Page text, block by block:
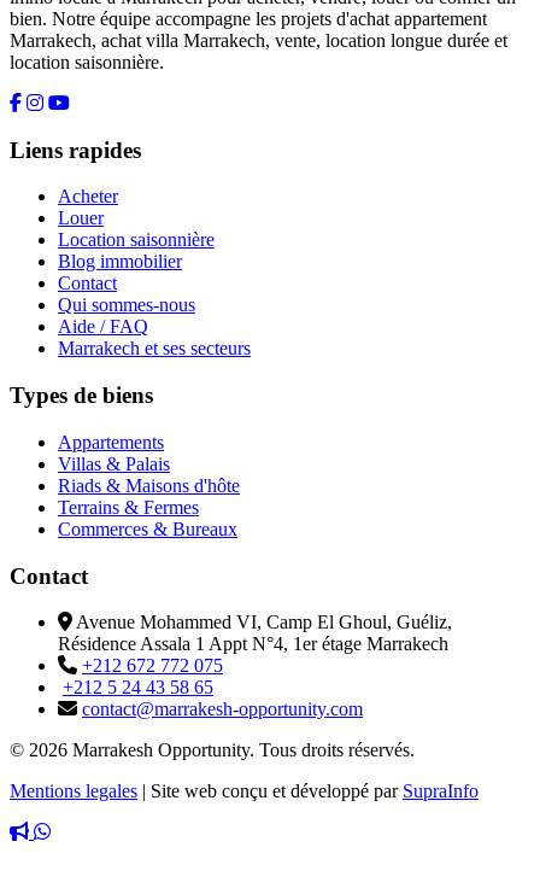
bien. Notre équipe accompagne les projets d'achat appartement
Marrakech, achat villa Marrakech, vente, location longue durée et
location saisonnière.
Liens rapides
Acheter
Louer
Location saisonnière
Blog immobilier
Contact
Qui sommes-nous
Aide / FAQ
Marrakech et ses secteurs
Types de biens
Appartements
Villas & Palais
Riads & Maisons d'hôte
Terrains & Fermes
Commerces & Bureaux
Contact
Avenue Mohammed VI, Camp El Ghoul, Guéliz,
Résidence Assala 1 Appt N°4, 1er étage Marrakech
+212 672 772 075
+212 5 24 43 58 65
contact@marrakesh-opportunity.com
© 2026 Marrakesh Opportunity. Tous droits réservés.
Mentions legales | Site web conçu et développé par SupraInfo